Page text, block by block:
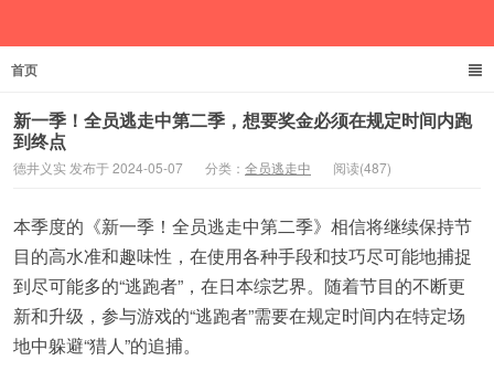
首页
新一季！全员逃走中第二季，想要奖金必须在规定时间内跑
到终点
德井义实 发布于 2024-05-07 分类： 全员逃走中 阅读(487)
本季度的《新一季！全员逃走中第二季》相信将继续保持节
目的高水准和趣味性，在使用各种手段和技巧尽可能地捕捉
到尽可能多的“逃跑者”，在日本综艺界。随着节目的不断更
新和升级，参与游戏的“逃跑者”需要在规定时间内在特定场
地中躲避“猎人”的追捕。